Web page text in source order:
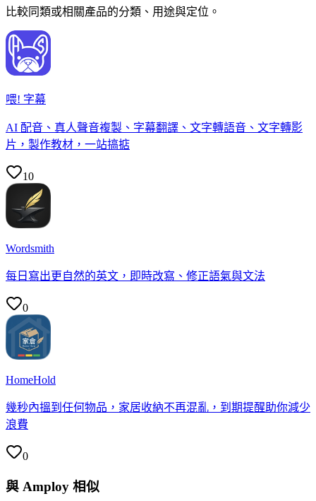
比較同類或相關產品的分類、用途與定位。
喂! 字幕
AI 配音、真人聲音複製、字幕翻譯、文字轉語音、文字轉影
片，製作教材，一站搞掂
10
Wordsmith
每日寫出更自然的英文，即時改寫、修正語氣與文法
0
HomeHold
幾秒內搵到任何物品，家居收納不再混亂，到期提醒助你減少
浪費
0
與 Amploy 相似